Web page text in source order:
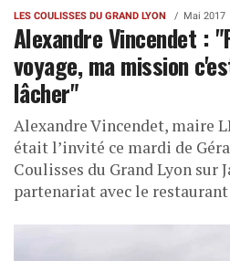
LES COULISSES DU GRAND LYON Mai 2017
Alexandre Vincendet :
voyage, ma mission
lâcher"
Alexandre Vincendet, maire
était l’invité ce mardi de
Coulisses du Grand Lyon sur
partenariat avec le